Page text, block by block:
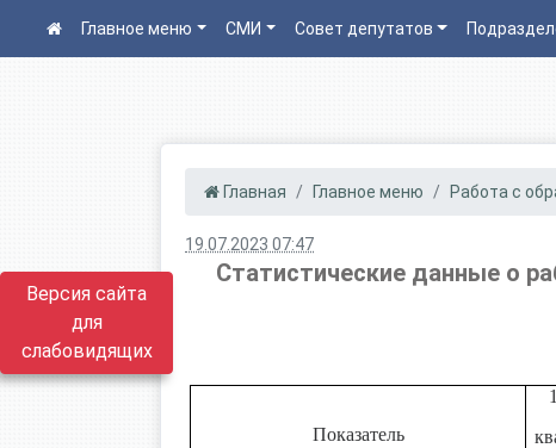
Версия сайта
для
слабовидящих
Главное меню СМИ Совет депутатов
Главная Главное меню Работа с
19.07.2023 07:47
Статистические данные о
Показатель
1